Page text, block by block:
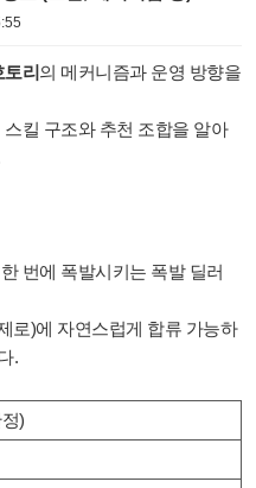
토리의 메커니즘과 운영 방향을
킬 구조와 추천 조합을 알아
번에 폭발시키는 폭발 딜러
로)에 자연스럽게 합류 가능하
.
)